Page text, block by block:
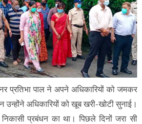
प्रतिभा पाल ने अपने अधिकारियों को जमकर
उन्होंने अधिकारियों को खूब खरी-खोटी सुनाई।
निकासी प्रबंधन का था। पिछले दिनों जरा सी